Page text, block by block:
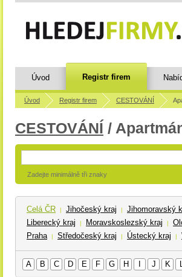
Úvod Registr firem
Úvod Registr firem CESTOVÁNÍ
CESTOVÁNÍ /
Zadejte minimálně tři znaky
Celá ČR | Jihočeský kraj | Jihomoravský
Liberecký kraj
| Moravskoslezský kraj |
Praha
| Středočeský kraj | Ústecký kraj |
A B C D E F G H J K